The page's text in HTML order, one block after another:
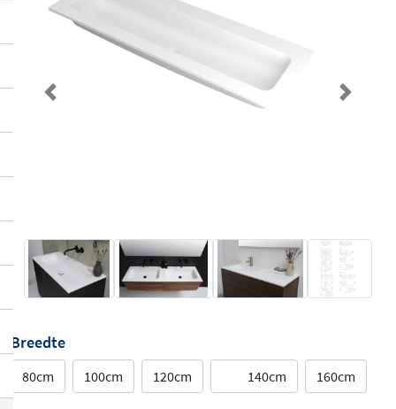
Previous Next
Breedte
80cm 100cm 120cm 140cm 160cm